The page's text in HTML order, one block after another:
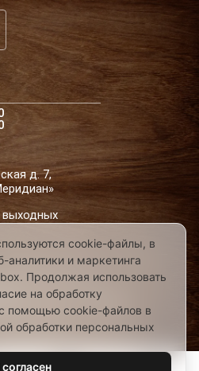
д. 7,
выходных
рыбы и
являются офертой
cookie-файлы, в
аналитики и маркетинга
Продолжая использовать
на обработку
помощью cookie-файлов в
обработки персональных